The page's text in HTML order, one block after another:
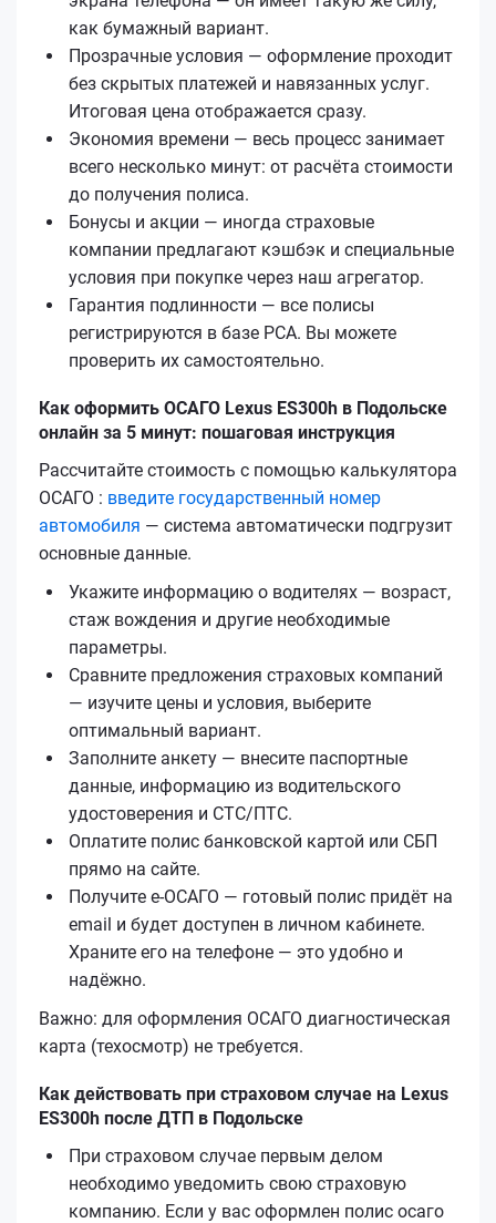
как бумажный вариант.
Прозрачные условия — оформление проходит
без скрытых платежей и навязанных услуг.
Итоговая цена отображается сразу.
Экономия времени — весь процесс занимает
всего несколько минут: от расчёта стоимости
до получения полиса.
Бонусы и акции — иногда страховые
компании предлагают кэшбэк и специальные
условия при покупке через наш агрегатор.
Гарантия подлинности — все полисы
регистрируются в базе РСА. Вы можете
проверить их самостоятельно.
Как оформить ОСАГО Lexus ES300h в Подольске
онлайн за 5 минут: пошаговая инструкция
Рассчитайте стоимость с помощью калькулятора
ОСАГО : введите государственный номер
автомобиля — система автоматически подгрузит
основные данные.
Укажите информацию о водителях — возраст,
стаж вождения и другие необходимые
параметры.
Сравните предложения страховых компаний
— изучите цены и условия, выберите
оптимальный вариант.
Заполните анкету — внесите паспортные
данные, информацию из водительского
удостоверения и СТС/ПТС.
Оплатите полис банковской картой или СБП
прямо на сайте.
Получите е‑ОСАГО — готовый полис придёт на
email и будет доступен в личном кабинете.
Храните его на телефоне — это удобно и
надёжно.
Важно: для оформления ОСАГО диагностическая
карта (техосмотр) не требуется.
Как действовать при страховом случае на Lexus
ES300h после ДТП в Подольске
При страховом случае первым делом
необходимо уведомить свою страховую
компанию. Если у вас оформлен полис осаго